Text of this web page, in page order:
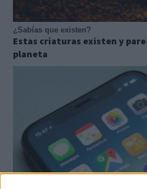
¿Sabías que existen?
Estas criaturas existen y
planeta